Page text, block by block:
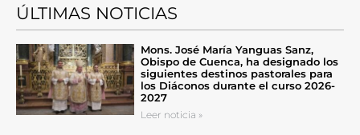
ÚLTIMAS NOTICIAS
Mons. José María Yanguas Sanz,
Obispo de Cuenca, ha designado los
siguientes destinos pastorales para
los Diáconos durante el curso 2026-
2027
Leer noticia »